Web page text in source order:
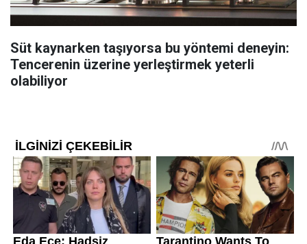
Süt kaynarken taşıyorsa bu yöntemi deneyin:
Tencerenin üzerine yerleştirmek yeterli
olabiliyor